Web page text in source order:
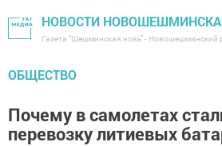
НОВОСТИ НОВОШЕШМИНСКА
Газета "Шешминская новь" - Новошешминский
ОБЩЕСТВО
Почему в самолетах
перевозку литиевых